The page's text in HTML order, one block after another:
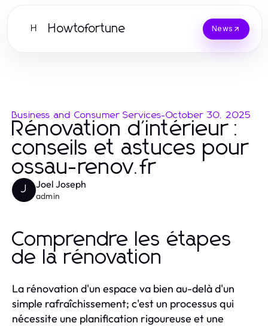
H Howtofortune News
Business and Consumer Services-October 30, 2025
Rénovation d'intérieur :
conseils et astuces pour
ossau-renov.fr
J Joel Joseph
admin
Comprendre les étapes
de la rénovation
La rénovation d'un espace va bien au-delà d'un
simple rafraîchissement; c'est un processus qui
nécessite une planification rigoureuse et une